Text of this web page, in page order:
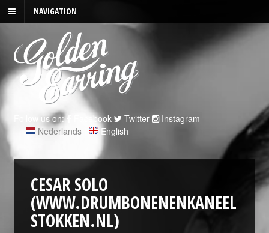
NAVIGATION
Follow us on: Facebook Twitter
Instagram
Nederlands| English
CESAR SOLO
(WWW.DRUMBONENENKANEEL
STOKKEN.NL)